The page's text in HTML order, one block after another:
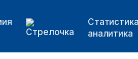
аналитика